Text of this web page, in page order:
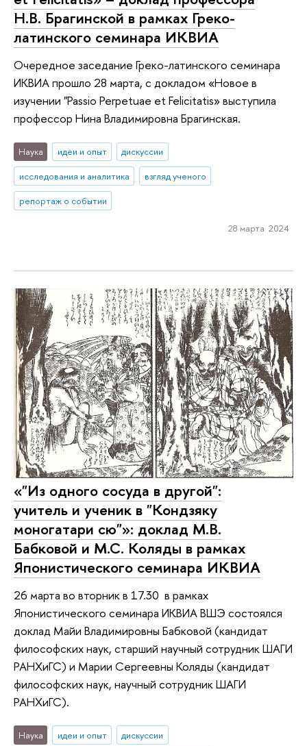
Н.В. Брагинской в рамках Греко-
латинского семинара ИКВИА
Очередное заседание Греко-латинского семинара
ИКВИА прошло 28 марта, с докладом «Новое в
изучении "Passio Perpetuae et Felicitatis» выступила
профессор Нина Владимировна Брагинская.
Наука идеи и опыт
дискуссии
исследования и аналитика
взгляд ученого
репортаж о событии
28 марта 2024
«"Из одного сосуда в другой":
учитель и ученик в "Кондзяку
моногатари сю"»: доклад М.В.
Бабковой и М.С. Коляды в рамках
Японистического семинара ИКВИА
26 марта во вторник в 17.30 в рамках
Японистического семинара ИКВИА ВШЭ состоялся
доклад Майи Владимировны Бабковой (кандидат
философских наук, старший научный сотрудник ШАГИ
РАНХиГС) и Марии Сергеевны Коляды (кандидат
философских наук, научный сотрудник ШАГИ
РАНХиГС).
Наука идеи и опыт
дискуссии